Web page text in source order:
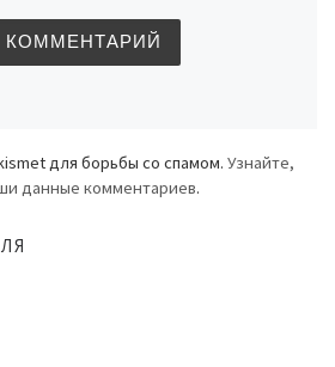
для борьбы со спамом. Узнайте,
данные комментариев.